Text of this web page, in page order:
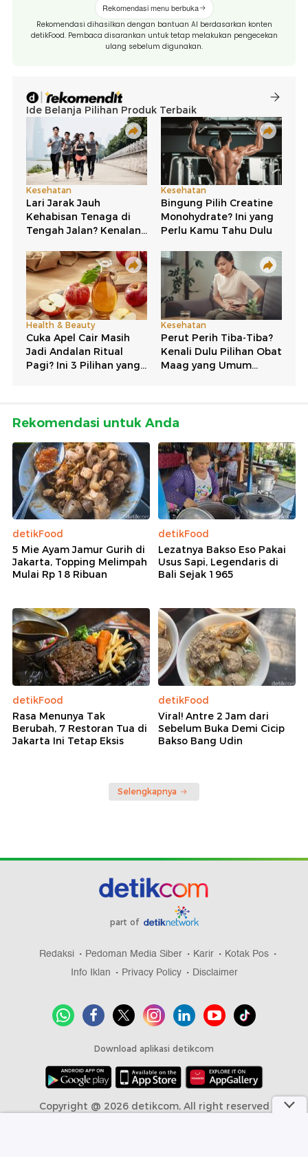
Rekomendasi menu berbuka
Rekomendasi dihasilkan dengan bantuan AI berdasarkan konten
detikFood. Pembaca disarankan untuk tetap melakukan pengecekan
ulang sebelum digunakan.
Rekomendasi untuk Anda
detikFood
5 Mie Ayam Jamur Gurih di
Jakarta, Topping Melimpah
Mulai Rp 18 Ribuan
detikFood
Lezatnya Bakso Eso Pakai
Usus Sapi, Legendaris di
Bali Sejak 1965
detikFood
Rasa Menunya Tak
Berubah, 7 Restoran Tua di
Jakarta Ini Tetap Eksis
detikFood
Viral! Antre 2 Jam dari
Sebelum Buka Demi Cicip
Bakso Bang Udin
Selengkapnya
part of
Redaksi Pedoman Media Siber Karir
Kotak Pos
Info Iklan
Privacy Policy Disclaimer
Download aplikasi detikcom
Copyright @ 2026 detikcom, All right reserved